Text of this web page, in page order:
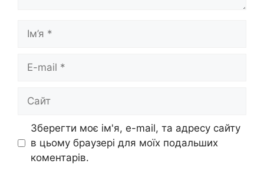
Ім’я
Сайт
Зберегти моє ім'я, e-mail, та адресу сайту
в цьому браузері для моїх подальших
коментарів.